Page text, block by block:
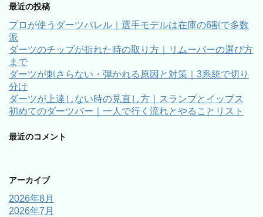
最近の投稿
プロが使うダーツバレル｜選手モデルは在庫の6割で多数
派
ダーツのチップが折れた時の取り方｜リムーバーの選び方
まで
ダーツが刺さらない・弾かれる原因と対策｜3系統で切り
分け
ダーツが上達しない時の見直し方｜スランプとイップス
初めてのダーツバー｜一人で行く流れとやることリスト
最近のコメント
アーカイブ
2026年8月
2026年7月